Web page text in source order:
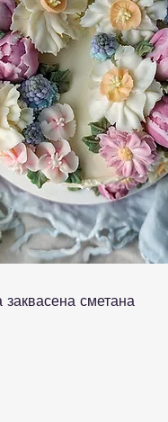
заквасена сметана